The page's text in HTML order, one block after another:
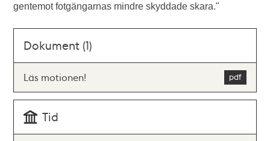
gentemot fotgängarnas mindre skyddade skara."
Dokument (1)
Läs motionen!
Tid